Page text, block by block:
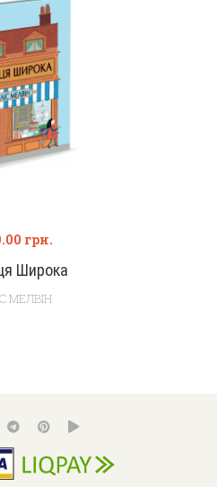
Широка
грн.
МЕЛВІН